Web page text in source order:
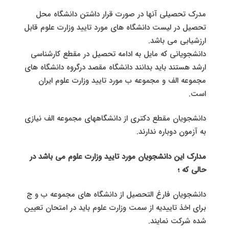
مدرک تحصیلی آنها در صورت قرار داشتن دانشگاه محل
تحصیل در لیست دانشگاه های مورد تایید وزارت علوم قابل
ارزشیابی می باشد.
دانشجویانی که مایل به ادامه تحصیل در مقطع کارشناسی
ارشد هستند باید بدانند دانشگاه مقصد درگروه دانشگاه های
مجموعه الف و مجموعه ب مورد تایید وزارت علوم ایران
است.
دانشجویان مقطع دکتری از دانشگاههای مجموعه الف نیازی
به آزمون دوباره ندارند.
مدارک این دانشجویان مورد تایید وزارت علوم می باشد در
حالی که ؛
دانشجویان فارغ التحصیل از دانشگاه های مجموعه ب و ج
برای اخذ تاییدیه از سمت وزارت علوم باید در امتحان تعیین
شده شرکت نمایند.